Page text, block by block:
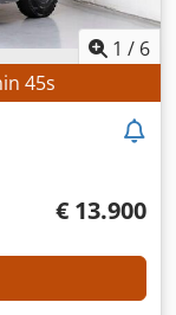
- Deslizador
de 1 / 6
42s
€ 13.900